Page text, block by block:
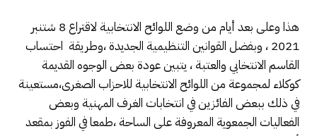
هذا وعلى بعد أيام من وضع اللوائح الانتخابية لاقتراع 8 شتنبر
2021 ، وبفضل القوانين التنظيمية الجديدة ،وطريقة احتساب
القاسم الانتخابي والعتبة ، يتبين عودة بعض الوجوه القديمة
كوكلاء لمجموعة من اللوائح الانتخابية للاحزاب الصغرى،مستعينة
في ذلك ببعض الفائزين في انتخابات الغرف المهنية وبعض
الفعاليات الجمعوية المعروفة على الساحة ،طمعا في الفوز بمقعد